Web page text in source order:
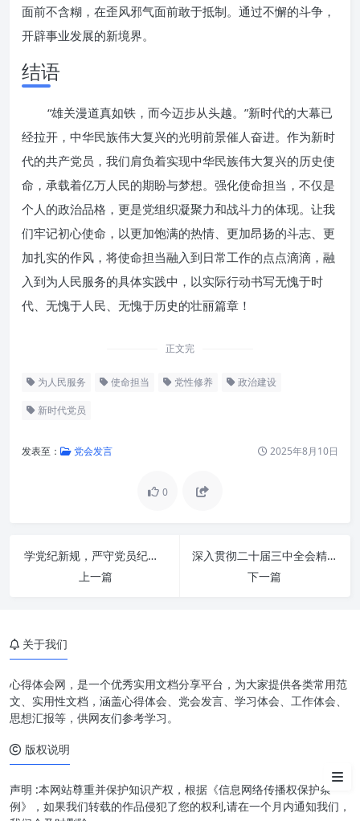
面前不含糊，在歪风邪气面前敢于抵制。通过不懈的斗争，
开辟事业发展的新境界。
结语
“雄关漫道真如铁，而今迈步从头越。”新时代的大幕已
经拉开，中华民族伟大复兴的光明前景催人奋进。作为新时
代的共产党员，我们肩负着实现中华民族伟大复兴的历史使
命，承载着亿万人民的期盼与梦想。强化使命担当，不仅是
个人的政治品格，更是党组织凝聚力和战斗力的体现。让我
们牢记初心使命，以更加饱满的热情、更加昂扬的斗志、更
加扎实的作风，将使命担当融入到日常工作的点点滴滴，融
入到为人民服务的具体实践中，以实际行动书写无愧于时
代、无愧于人民、无愧于历史的壮丽篇章！
正文完
为人民服务 使命担当 党性修养 政治建设
新时代党员
发表至： 党会发言 2025年8月10日
0
学党纪新规，严守党员纪律底线：新时代党员的责任与担当
上一篇
深入贯彻二十届三中全会精神：擘画强国建设、民族复兴的宏伟蓝图
下一篇
要求
如何强化使命担当，争做新时代
关于我们
心得体会网，是一个优秀实用文档分享平台，为大家提供各类常用范
文、实用性文档，涵盖心得体会、党会发言、学习体会、工作体会、
思想汇报等，供网友们参考学习。
版权说明
声明 :本网站尊重并保护知识产权，根据《信息网络传播权保护条
例》，如果我们转载的作品侵犯了您的权利,请在一个月内通知我们，